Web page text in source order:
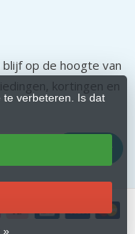
te verbeteren. Is dat
»
op de hoogte van
kortingen en
Abonneer